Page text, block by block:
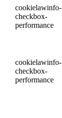
cookielawinfo-
checkbox-
performance
cookielawinfo-
checkbox-
performance